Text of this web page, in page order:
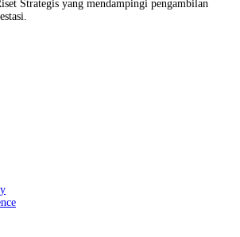
Strategis yang mendampingi pengambilan